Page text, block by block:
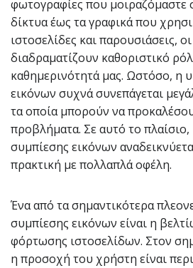
φωτογραφίες που μοιραζόμαστε
δίκτυα έως τα γραφικά που
ιστοσελίδες και παρουσιάσεις,
διαδραματίζουν καθοριστικό
καθημερινότητά μας. Ωστόσο, η
εικόνων συχνά συνεπάγεται
τα οποία μπορούν να
προβλήματα. Σε αυτό το
συμπίεσης εικόνων
πρακτική με πολλαπλά οφέλη.
Ένα από τα σημαντικότερα
συμπίεσης εικόνων είναι η
φόρτωσης ιστοσελίδων. Στον
η προσοχή του χρήστη είναι